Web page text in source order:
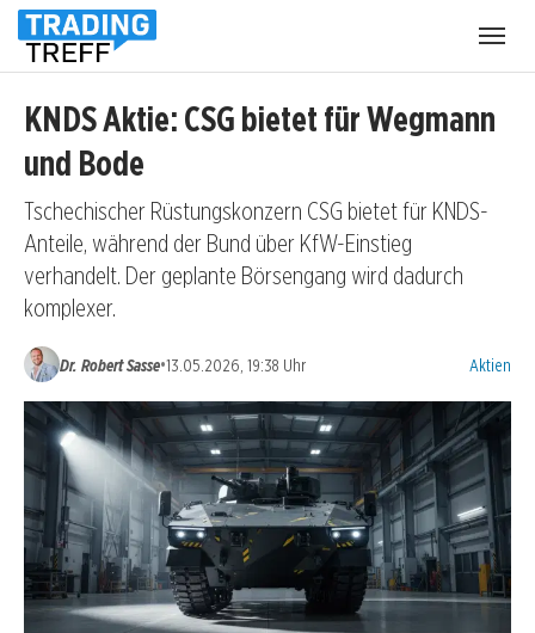
KNDS Aktie: CSG bietet für Wegmann
und Bode
Tschechischer Rüstungskonzern CSG bietet für KNDS-
Anteile, während der Bund über KfW-Einstieg
verhandelt. Der geplante Börsengang wird dadurch
komplexer.
Dr. Robert Sasse•13.05.2026, 19:38 Uhr Aktien